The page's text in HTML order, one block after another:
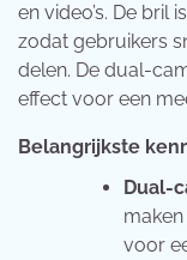
en video’s. De bril
zodat gebruikers
delen. De dual-
effect voor een
Belangrijkste
Dual-
voor